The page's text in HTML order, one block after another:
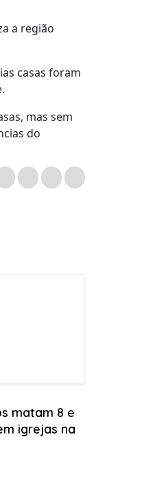
a região
casas foram
mas sem
do
matam 8 e
igrejas na